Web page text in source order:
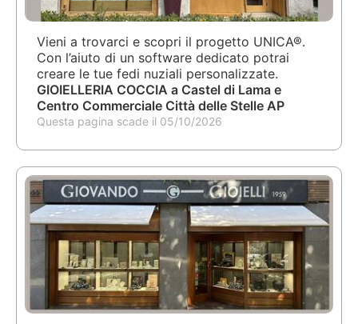
Vieni a trovarci e scopri il progetto UNICA®.
Con l’aiuto di un software dedicato potrai
creare le tue fedi nuziali personalizzate.
GIOIELLERIA COCCIA a Castel di Lama e
Centro Commerciale Città delle Stelle AP
Questa pagina scade il 05/10/2026